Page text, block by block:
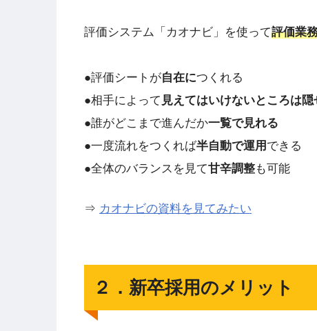
評価システム「カオナビ」を使って評価業
●評価シートが自在につくれる
●相手によって 見えてはいけないところは隠
●誰がどこまで進んだか一覧で見れる
●一度流れをつくれば半自動で運用 できる
●全体のバランスを見て甘辛調整も可能
⇒ カオナビの資料を見てみたい
２．新卒採用のメリット